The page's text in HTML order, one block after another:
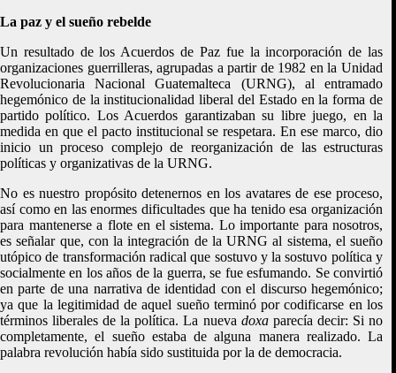
La paz y el sueño rebelde
Un resultado de los Acuerdos de Paz fue la incorporación de las
organizaciones guerrilleras, agrupadas a partir de 1982 en la Unidad
Revolucionaria Nacional Guatemalteca (URNG), al entramado
hegemónico de la institucionalidad liberal del Estado en la forma de
partido político. Los Acuerdos garantizaban su libre juego, en la
medida en que el pacto institucional se respetara. En ese marco, dio
inicio un proceso complejo de reorganización de las estructuras
políticas y organizativas de la URNG.
No es nuestro propósito detenernos en los avatares de ese proceso,
así como en las enormes dificultades que ha tenido esa organización
para mantenerse a flote en el sistema. Lo importante para nosotros,
es señalar que, con la integración de la URNG al sistema, el sueño
utópico de transformación radical que sostuvo y la sostuvo política y
socialmente en los años de la guerra, se fue esfumando. Se convirtió
en parte de una narrativa de identidad con el discurso hegemónico;
ya que la legitimidad de aquel sueño terminó por codificarse en los
términos liberales de la política. La nueva doxaparecía decir: Si no
completamente, el sueño estaba de alguna manera realizado. La
palabra revolución había sido sustituida por la de democracia.